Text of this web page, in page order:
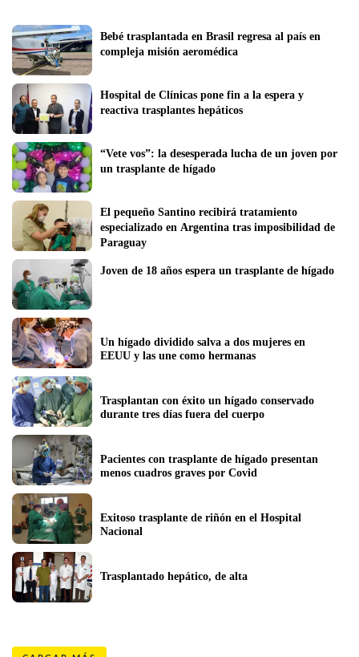
Bebé trasplantada en Brasil regresa al país en
compleja misión aeromédica
Hospital de Clínicas pone fin a la espera y
reactiva trasplantes hepáticos
“Vete vos”: la desesperada lucha de un joven por
un trasplante de hígado
El pequeño Santino recibirá tratamiento
especializado en Argentina tras imposibilidad de
Paraguay
Joven de 18 años espera un trasplante de hígado
Un hígado dividido salva a dos mujeres en
EEUU y las une como hermanas
Trasplantan con éxito un hígado conservado
durante tres días fuera del cuerpo
Pacientes con trasplante de hígado presentan
Exitoso trasplante de riñón en el Hospital
Nacional
Trasplantado hepático, de alta